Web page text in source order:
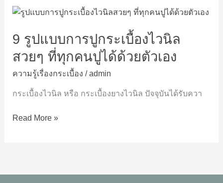
9 รูปแบบการปูกระเบื้องไวนิล
สวยๆ ที่ทุกคนปูได้ด้วยตัวเอง
ความรู้เรื่องกระเบื้อง /admin
กระเบื้องไวนิล หรือ กระเบื้องยางไวนิล ปัจจุบันได้รับควา
9
แบบ
ปู
กระเบื้อง
นิล
ที่
ได้
Read More »